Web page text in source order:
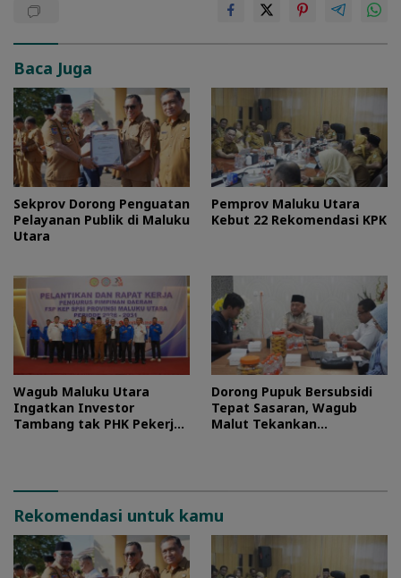
Baca Juga
Sekprov Dorong Penguatan
Pelayanan Publik di Maluku
Utara
Pemprov Maluku Utara
Kebut 22 Rekomendasi KPK
Wagub Maluku Utara
Ingatkan Investor
Tambang tak PHK Pekerja
Dorong Pupuk Bersubsidi
Tepat Sasaran, Wagub
Malut Tekankan
Rekomendasi untuk kamu